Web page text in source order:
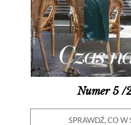
Numer 5 /
SPRAWDŹ, CO W